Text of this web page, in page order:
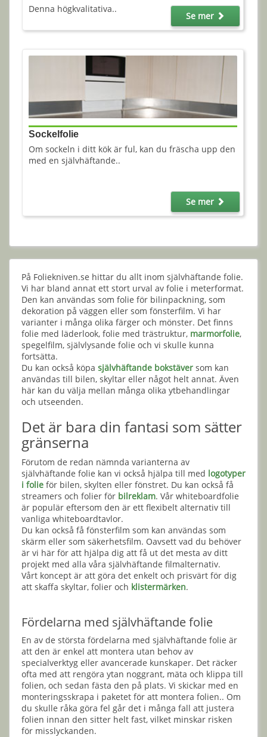
Denna högkvalitativa..
Se mer
Sockelfolie
Om sockeln i ditt kök är ful, kan du fräscha upp den
med en självhäftande..
Se mer
På Foliekniven.se hittar du allt inom självhäftande folie.
Vi har bland annat ett stort urval av folie i meterformat.
Den kan användas som folie för bilinpackning, som
dekoration på väggen eller som fönsterfilm. Vi har
varianter i många olika färger och mönster. Det finns
folie med läderlook, folie med trästruktur, marmorfolie,
spegelfilm, självlysande folie och vi skulle kunna
fortsätta.
Du kan också köpa självhäftande bokstäver som kan
användas till bilen, skyltar eller något helt annat. Även
här kan du välja mellan många olika ytbehandlingar
och utseenden.
Det är bara din fantasi som sätter
gränserna
Förutom de redan nämnda varianterna av
självhäftande folie kan vi också hjälpa till med logotyper
i folie för bilen, skylten eller fönstret. Du kan också få
streamers och folier för bilreklam. Vår whiteboardfolie
är populär eftersom den är ett flexibelt alternativ till
vanliga whiteboardtavlor.
Du kan också få fönsterfilm som kan användas som
skärm eller som säkerhetsfilm. Oavsett vad du behöver
är vi här för att hjälpa dig att få ut det mesta av ditt
projekt med alla våra självhäftande filmalternativ.
Vårt koncept är att göra det enkelt och prisvärt för dig
att skaffa skyltar, folier och klistermärken.
Fördelarna med självhäftande folie
En av de största fördelarna med självhäftande folie är
att den är enkel att montera utan behov av
specialverktyg eller avancerade kunskaper. Det räcker
ofta med att rengöra ytan noggrant, mäta och klippa till
folien, och sedan fästa den på plats. Vi skickar med en
monteringsskrapa i paketet för att montera folien.. Om
du skulle råka göra fel går det i många fall att justera
folien innan den sitter helt fast, vilket minskar risken
för misslyckanden.